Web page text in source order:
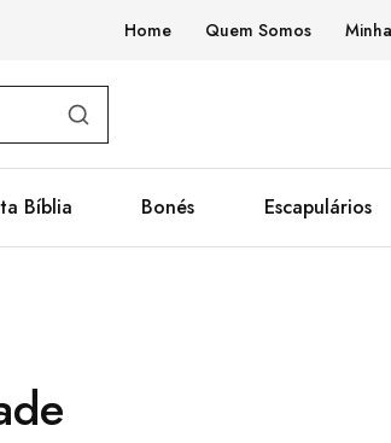
Home Quem Somos
Bíblia Bonés Escapulários